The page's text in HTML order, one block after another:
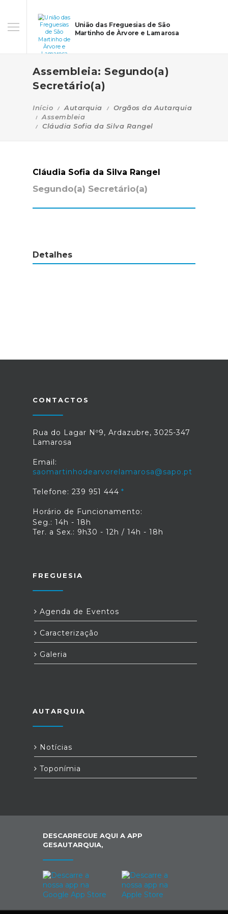
União das Freguesias de São
Martinho de Àrvore e Lamarosa
Assembleia: Segundo(a)
Secretário(a)
Início Autarquia
Orgãos da Autarquia
Assembleia
Cláudia Sofia da Silva Rangel
Cláudia Sofia da Silva Rangel
Segundo(a) Secretário(a)
Detalhes
CONTACTOS
Rua do Lagar Nº9, Ardazubre, 3025-347
Lamarosa
Email:
saomartinhodearvorelamarosa@sapo.pt
Telefone: 239 951 444
Horário de Funcionamento:
Seg.: 14h - 18h
Ter. a Sex.: 9h30 - 12h / 14h - 18h
FREGUESIA
Agenda de Eventos
Caracterização
Galeria
AUTARQUIA
Notícias
Toponímia
DESCARREGUE AQUI A APP
GESAUTARQUIA,